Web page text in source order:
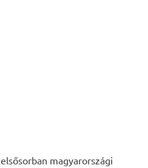
elsősorban magyarországi